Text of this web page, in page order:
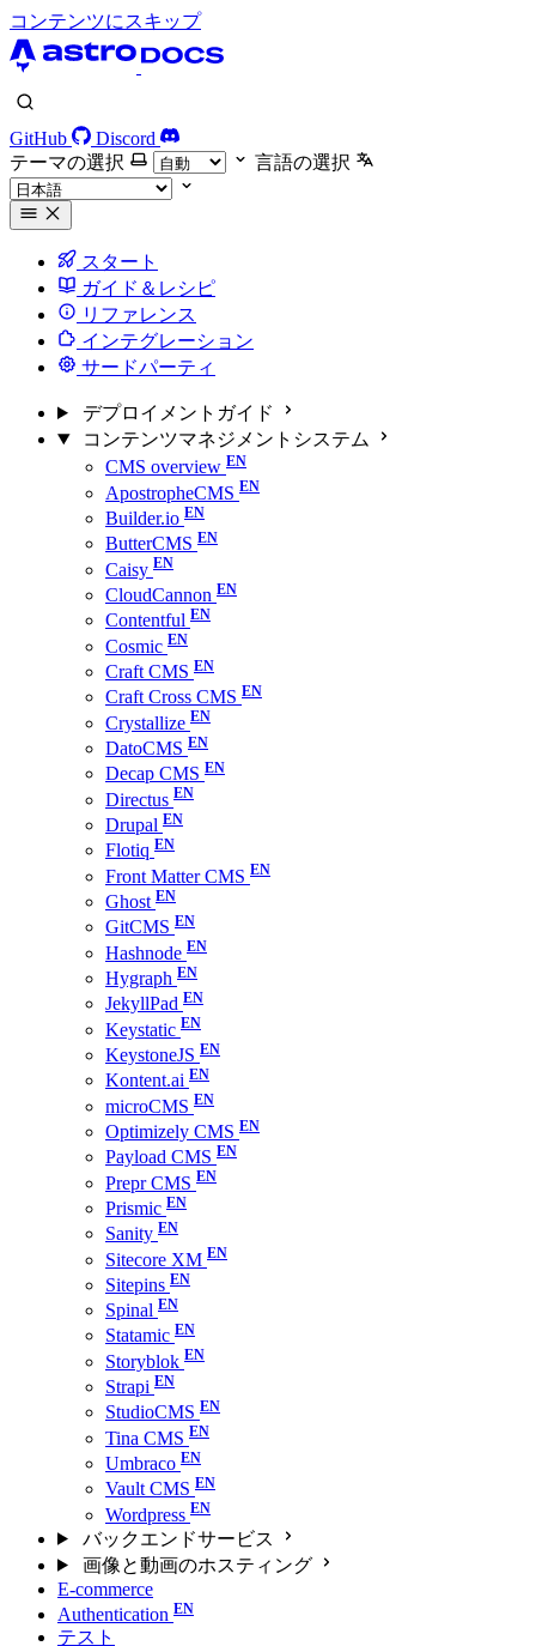
コンテンツにスキップ
GitHub
Discord
テーマの選択
言語の選択
スタート
ガイド＆レシピ
リファレンス
インテグレーション
サードパーティ
デプロイメントガイド
コンテンツマネジメントシステム
CMS overview
ApostropheCMS
Builder.io
ButterCMS
Caisy
CloudCannon
Contentful
Cosmic
Craft CMS
Craft Cross CMS
Crystallize
DatoCMS
Decap CMS
Directus
Drupal
Flotiq
Front Matter CMS
Ghost
GitCMS
Hashnode
Hygraph
JekyllPad
Keystatic
KeystoneJS
Kontent.ai
microCMS
Optimizely CMS
Payload CMS
Prepr CMS
Prismic
Sanity
Sitecore XM
Sitepins
Spinal
Statamic
Storyblok
Strapi
StudioCMS
Tina CMS
Umbraco
Vault CMS
Wordpress
バックエンドサービス
画像と動画のホスティング
E-commerce
Authentication
テスト